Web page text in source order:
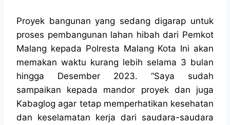
Proyek bangunan yang sedang digarap untuk
proses pembangunan lahan hibah dari Pemkot
Malang kepada Polresta Malang Kota Ini akan
memakan waktu kurang lebih selama 3 bulan
hingga Desember 2023. “Saya sudah
sampaikan kepada mandor proyek dan juga
Kabaglog agar tetap memperhatikan kesehatan
dan keselamatan kerja dari saudara-saudara